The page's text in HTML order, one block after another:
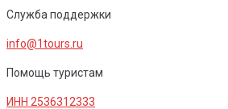
Служба поддержки
info@1tours.ru
Помощь туристам
ИНН 2536312333